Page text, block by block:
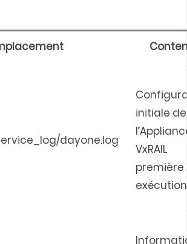
dayone.log
initiale de
VxRAIL
première
exécution